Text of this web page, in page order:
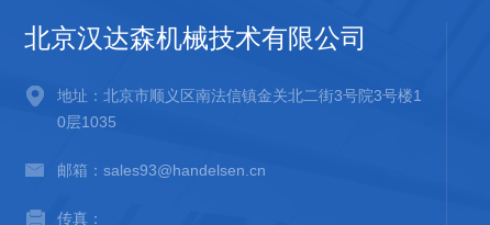
北京汉达森机械技术有限公司
地址：北京市顺义区南法信镇金关北二街3号院3号楼1
0层1035
邮箱：sales93@handelsen.cn
传真：